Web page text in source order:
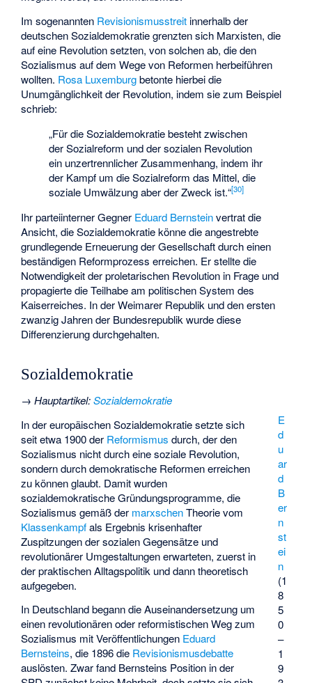
Im sogenannten Revisionismusstreit innerhalb der
deutschen Sozialdemokratie grenzten sich Marxisten, die
auf eine Revolution setzten, von solchen ab, die den
Sozialismus auf dem Wege von Reformen herbeiführen
wollten. Rosa Luxemburgbetonte hierbei die
Unumgänglichkeit der Revolution, indem sie zum Beispiel
schrieb:
„Für die Sozialdemokratie besteht zwischen
der Sozialreform und der sozialen Revolution
ein unzertrennlicher Zusammenhang, indem ihr
der Kampf um die Sozialreform das Mittel, die
soziale Umwälzung aber der Zweck ist.“[30]
Ihr parteiinterner Gegner Eduard Bernsteinvertrat die
Ansicht, die Sozialdemokratie könne die angestrebte
grundlegende Erneuerung der Gesellschaft durch einen
beständigen Reformprozess erreichen. Er stellte die
Notwendigkeit der proletarischen Revolution in Frage und
propagierte die Teilhabe am politischen System des
Kaiserreiches. In der Weimarer Republik und den ersten
zwanzig Jahren der Bundesrepublik wurde diese
Differenzierung durchgehalten.
Sozialdemokratie
→Hauptartikel:Sozialdemokratie
E
d
u
ar
d
B
er
n
st
ei
n
(1
8
5
0
–
1
9
In der europäischen Sozialdemokratie setzte sich
seit etwa 1900 der Reformismus durch, der den
Sozialismus nicht durch eine soziale Revolution,
sondern durch demokratische Reformen erreichen
zu können glaubt. Damit wurden
sozialdemokratische Gründungsprogramme, die
Sozialismus gemäß der marxschenTheorie vom
Klassenkampfals Ergebnis krisenhafter
Zuspitzungen der sozialen Gegensätze und
revolutionärer Umgestaltungen erwarteten, zuerst in
der praktischen Alltagspolitik und dann theoretisch
aufgegeben.
In Deutschland begann die Auseinandersetzung um
einen revolutionären oder reformistischen Weg zum
Sozialismus mit Veröffentlichungen Eduard
Bernsteins, die 1896 die Revisionismusdebatte
auslösten. Zwar fand Bernsteins Position in der